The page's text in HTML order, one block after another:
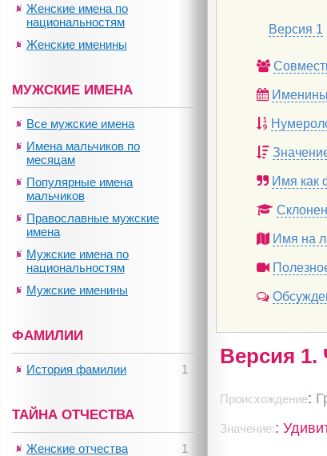
Версия 1
Именины
Имя как
Имя на
Версия 1.
Происхождение:
Значение::
Женские имена по
национальностям
Женские именины
МУЖСКИЕ ИМЕНА
Все мужские имена
Имена мальчиков по
месяцам
Популярные имена
мальчиков
Православные мужские
имена
Мужские имена по
национальностям
Мужские именины
ФАМИЛИИ
1
История фамилии
ТАЙНА ОТЧЕСТВА
1
Женские отчества